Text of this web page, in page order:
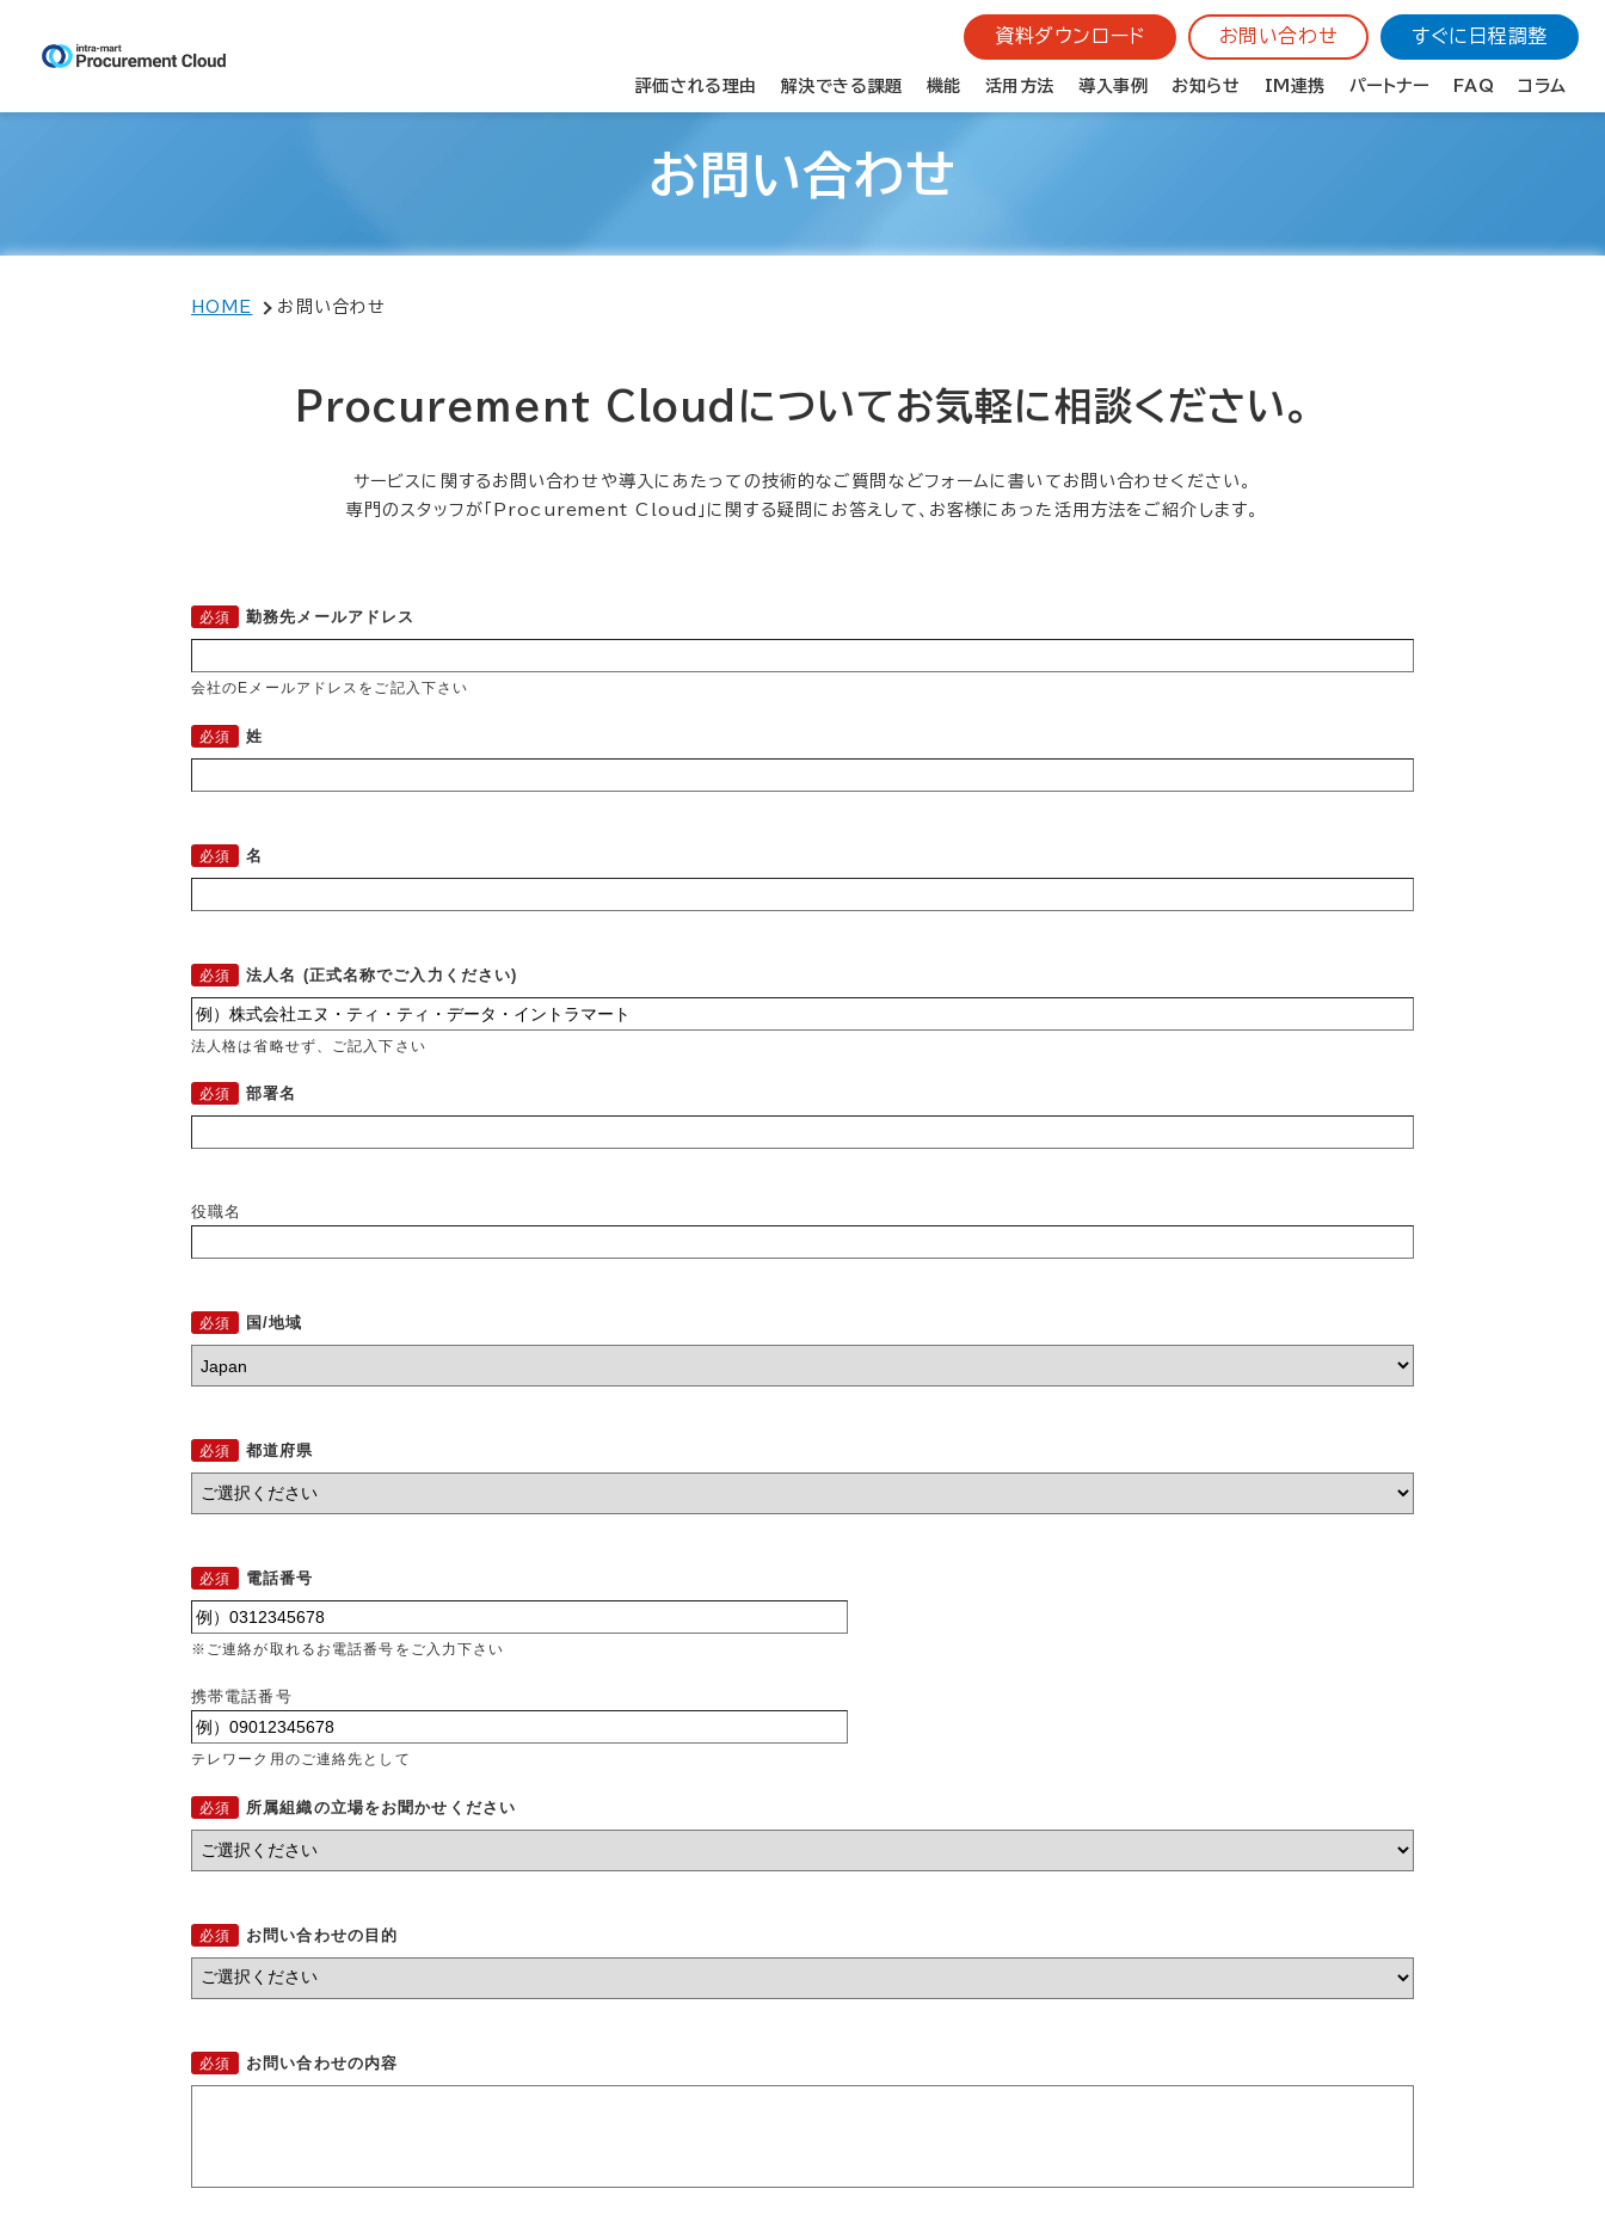
評価される理由 解決できる課題 機能 活用方法 導入事例 お知らせ IM連携 パートナー FAQ コラム
資料ダウンロード お問い合わせ すぐに日程調整
お問い合わせ
HOME お問い合わせ
Procurement Cloudについてお気軽に相談ください。
サービスに関するお問い合わせや導入にあたっての技術的なご質問などフォームに書いてお問い合わせください。
専門のスタッフが「Procurement Cloud」に関する疑問にお答えして、お客様にあった活用方法をご紹介します。
勤務先メールアドレス
会社のEメールアドレスをご記入下さい
姓
名
法人名 (正式名称でご入力ください)
法人格は省略せず、ご記入下さい
部署名
役職名
国/地域
都道府県
電話番号
※ご連絡が取れるお電話番号をご入力下さい
携帯電話番号
テレワーク用のご連絡先として
所属組織の立場をお聞かせください
お問い合わせの目的
お問い合わせの内容